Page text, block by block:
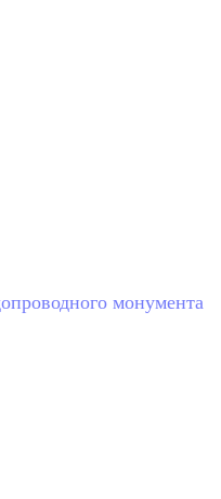
монумента